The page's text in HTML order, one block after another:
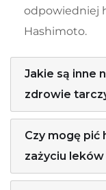
odpowiedniej
Hashimoto.
Jakie są inne
zdrowie
Czy mogę
zażyciu